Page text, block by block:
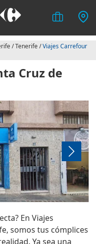
/Tenerife/Viajes Carrefour
Cruz de
En Viajes
somos tus cómplices
Ya sea una